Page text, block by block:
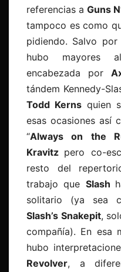
referencias aGuns N
tampoco es como
pidiendo. Salvo
hubo mayores
encabezada por
tándem Kennedy-
Todd Kerns quien
esas ocasiones así
“Always on the
Kravitz pero co-
resto del
trabajo que Slash
solitario (ya sea
Slash’s Snakepit,
compañía). En esa
hubo
Revolver, a